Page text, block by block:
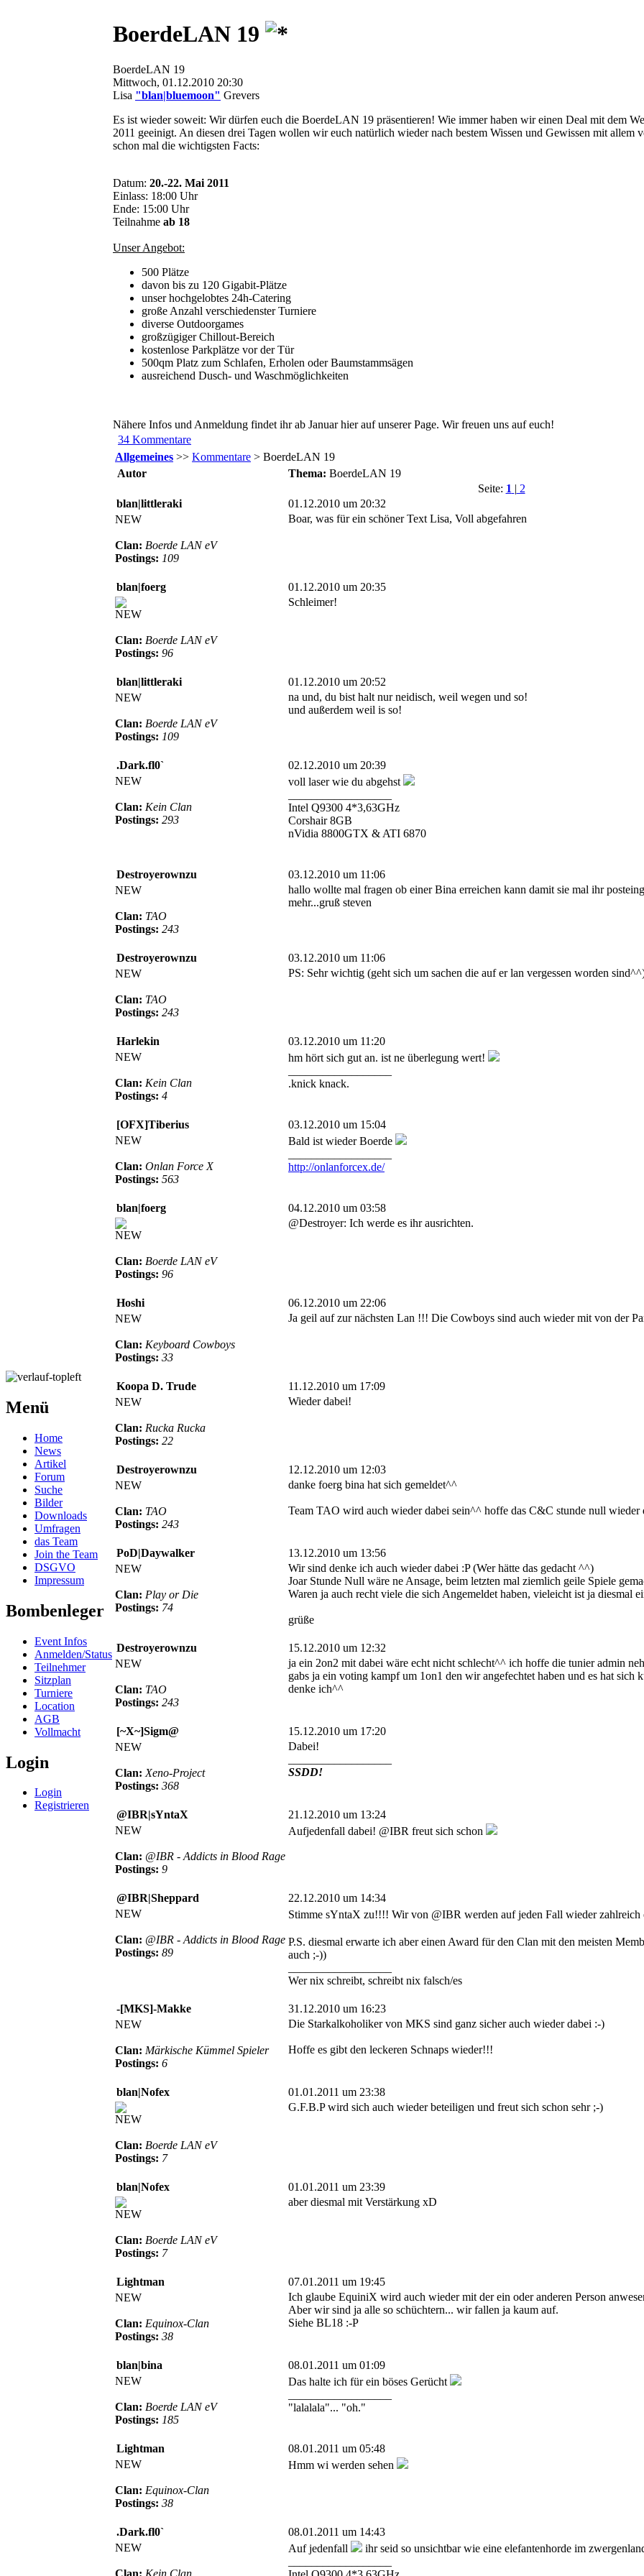
Menü
Home
News
Artikel
Forum
Suche
Bilder
Downloads
Umfragen
das Team
Join the Team
DSGVO
Impressum
Bombenleger
Event Infos
Anmelden/Status
Teilnehmer
Sitzplan
Turniere
Location
AGB
Vollmacht
Login
Login
Registrieren
BoerdeLAN 19
BoerdeLAN 19
Mittwoch, 01.12.2010 20:30
Lisa "blan|bluemoon" Grevers
Es ist wieder soweit: Wir dürfen euch die BoerdeLAN 19 präsentieren! Wie immer haben wir einen Deal mit dem
2011 geeinigt. An diesen drei Tagen wollen wir euch natürlich wieder nach bestem Wissen und Gewissen mit
schon mal die wichtigsten Facts:
Datum: 20.-22. Mai 2011
Einlass: 18:00 Uhr
Ende: 15:00 Uhr
Teilnahme ab 18
Unser Angebot:
500 Plätze
davon bis zu 120 Gigabit-Plätze
unser hochgelobtes 24h-Catering
große Anzahl verschiedenster Turniere
diverse Outdoorgames
großzügiger Chillout-Bereich
kostenlose Parkplätze vor der Tür
500qm Platz zum Schlafen, Erholen oder Baumstammsägen
ausreichend Dusch- und Waschmöglichkeiten
Nähere Infos und Anmeldung findet ihr ab Januar hier auf unserer Page. Wir freuen uns auf euch!
34 Kommentare
Allgemeines >> Kommentare > BoerdeLAN 19
Autor
Thema: BoerdeLAN 19
Seite: 1 | 2
blan|littleraki
01.12.2010 um 20:32
NEW
Clan: Boerde LAN eV
Postings: 109
Boar, was für ein schöner Text Lisa, Voll abgefahren
blan|foerg 01.12.2010 um 20:35
NEW
Clan: Boerde LAN eV
Postings: 96
Schleimer!
blan|littleraki
01.12.2010 um 20:52
NEW
Clan: Boerde LAN eV
Postings: 109
na und, du bist halt nur neidisch, weil wegen und so!
und außerdem weil is so!
.Dark.fl0`
02.12.2010 um 20:39
NEW
Clan: Kein Clan
Postings: 293
voll laser wie du abgehst
Intel Q9300 4*3,63GHz
Corshair 8GB
nVidia 8800GTX & ATI 6870
Destroyerownzu
03.12.2010 um 11:06
NEW
Clan: TAO
Postings: 243
hallo wollte mal fragen ob einer Bina erreichen kann damit sie mal ihr
mehr...gruß steven
Destroyerownzu
03.12.2010 um 11:06
NEW
Clan: TAO
Postings: 243
PS: Sehr wichtig (geht sich um sachen die auf er lan vergessen worden
Harlekin
03.12.2010 um 11:20
NEW
Clan: Kein Clan
Postings: 4
hm hört sich gut an. ist ne überlegung wert!
.knick knack.
[OFX]Tiberius
03.12.2010 um 15:04
NEW
Clan: Onlan Force X
Postings: 563
Bald ist wieder Boerde
http://onlanforcex.de/
blan|foerg 04.12.2010 um 03:58
NEW
Clan: Boerde LAN eV
Postings: 96
@Destroyer: Ich werde es ihr ausrichten.
Hoshi
06.12.2010 um 22:06
NEW
Clan: Keyboard Cowboys
Postings: 33
Ja geil auf zur nächsten Lan !!! Die Cowboys sind auch wieder mit von der
Koopa D. Trude
11.12.2010 um 17:09
NEW
Clan: Rucka Rucka
Postings: 22
Wieder dabei!
Destroyerownzu
12.12.2010 um 12:03
NEW
Clan: TAO
Postings: 243
danke foerg bina hat sich gemeldet^^
Team TAO wird auch wieder dabei sein^^ hoffe das C&C stunde null wieder
PoD|Daywalker
13.12.2010 um 13:56
NEW
Clan: Play or Die
Postings: 74
Wir sind denke ich auch wieder dabei :P (Wer hätte das gedacht ^^)
Joar Stunde Null wäre ne Ansage, beim letzten mal ziemlich geile Spiele
Waren ja auch recht viele die sich Angemeldet haben, vieleicht ist ja diesmal
grüße
Destroyerownzu
15.12.2010 um 12:32
NEW
Clan: TAO
Postings: 243
ja ein 2on2 mit dabei wäre echt nicht schlecht^^ ich hoffe die tunier admin
gabs ja ein voting kampf um 1on1 den wir angefechtet haben und es hat sich
denke ich^^
[~X~]Sigm@
15.12.2010 um 17:20
NEW
Clan: Xeno-Project
Postings: 368
Dabei!
SSDD!
@IBR|sYntaX
21.12.2010 um 13:24
NEW
Clan: @IBR - Addicts in Blood Rage
Postings: 9
Aufjedenfall dabei! @IBR freut sich schon
@IBR|Sheppard
22.12.2010 um 14:34
NEW
Clan: @IBR - Addicts in Blood Rage
Postings: 89
Stimme sYntaX zu!!!! Wir von @IBR werden auf jeden Fall wieder zahlreich
P.S. diesmal erwarte ich aber einen Award für den Clan mit den meisten
auch ;-))
Wer nix schreibt, schreibt nix falsch/es
-[MKS]-Makke
31.12.2010 um 16:23
NEW
Clan: Märkische Kümmel Spieler
Postings: 6
Die Starkalkoholiker von MKS sind ganz sicher auch wieder dabei :-)
Hoffe es gibt den leckeren Schnaps wieder!!!
blan|Nofex 01.01.2011 um 23:38
NEW
Clan: Boerde LAN eV
Postings: 7
G.F.B.P wird sich auch wieder beteiligen und freut sich schon sehr ;-)
blan|Nofex 01.01.2011 um 23:39
NEW
Clan: Boerde LAN eV
Postings: 7
aber diesmal mit Verstärkung xD
Lightman
07.01.2011 um 19:45
NEW
Clan: Equinox-Clan
Postings: 38
Ich glaube EquiniX wird auch wieder mit der ein oder anderen Person
Aber wir sind ja alle so schüchtern... wir fallen ja kaum auf.
Siehe BL18 :-P
blan|bina
08.01.2011 um 01:09
NEW
Clan: Boerde LAN eV
Postings: 185
Das halte ich für ein böses Gerücht
"lalalala"... "oh."
Lightman
08.01.2011 um 05:48
NEW
Clan: Equinox-Clan
Postings: 38
Hmm wi werden sehen
.Dark.fl0`
08.01.2011 um 14:43
NEW
Clan: Kein Clan
Auf jedenfall
ihr seid so unsichtbar wie eine elefantenhorde im